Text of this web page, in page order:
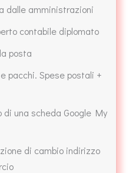
dalle amministrazioni
contabile diplomato
posta
pacchi. Spese postali +
una scheda Google My
di cambio indirizzo